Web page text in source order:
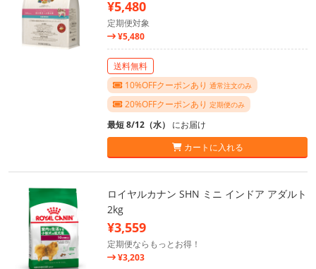
¥5,480
定期便対象
¥5,480
送料無料
10%OFFクーポンあり 通常注文のみ
20%OFFクーポンあり 定期便のみ
最短 8/12（水） にお届け
カートに入れる
ロイヤルカナン SHN ミニ インドア アダルト
2kg
¥3,559
定期便ならもっとお得！
¥3,203